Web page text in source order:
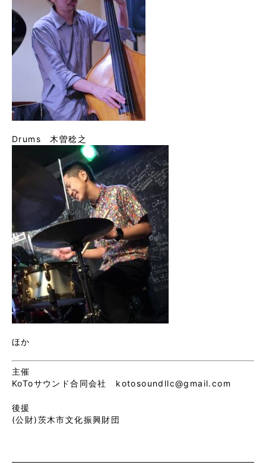
Drums 木曽稔之
ほか
主催
KoToサウンド合同会社 kotosoundllc@gmail.com
後援
(公財)茨木市文化振興財団